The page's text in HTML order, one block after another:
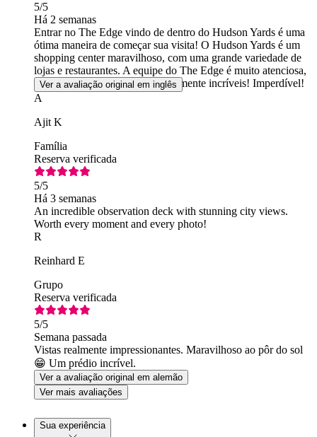
5/5
Há 2 semanas
Entrar no The Edge vindo de dentro do Hudson Yards é uma
ótima maneira de começar sua visita! O Hudson Yards é um
shopping center maravilhoso, com uma grande variedade de
lojas e restaurantes. A equipe do The Edge é muito atenciosa,
e as vistas da plataforma são realmente incríveis! Imperdível!
Ver a avaliação original em inglês
A
Ajit K
Família
Reserva verificada
5/5
Há 3 semanas
An incredible observation deck with stunning city views.
Worth every moment and every photo!
R
Reinhard E
Grupo
Reserva verificada
5/5
Semana passada
Vistas realmente impressionantes. Maravilhoso ao pôr do sol
😁 Um prédio incrível.
Ver a avaliação original em alemão
Ver mais avaliações
Sua experiência